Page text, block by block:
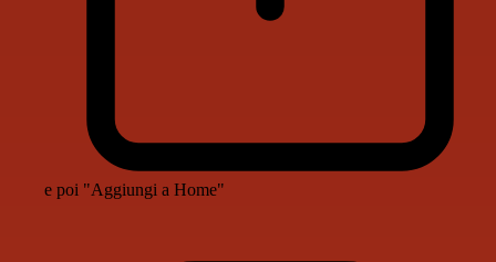
e poi "Aggiungi a Home"